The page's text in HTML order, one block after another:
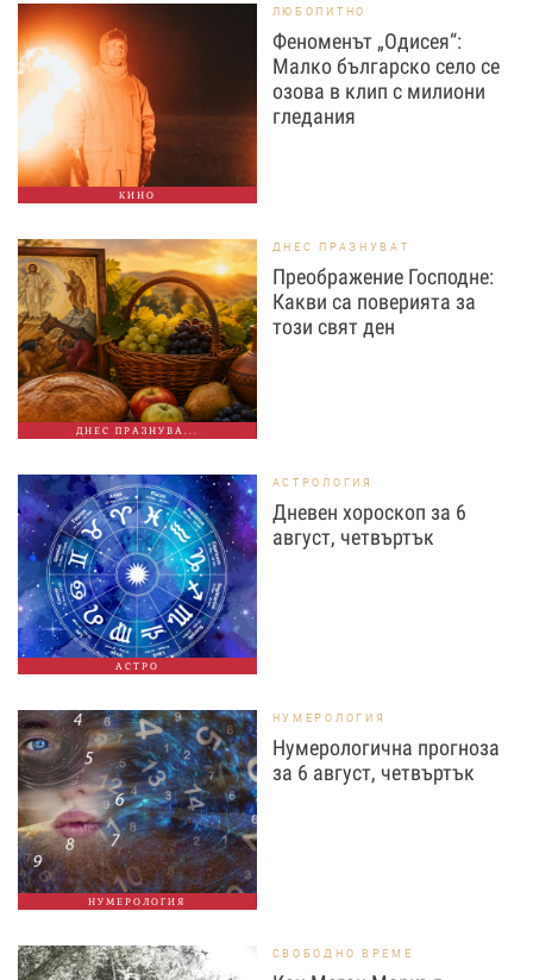
КИНО
ЛЮБОПИТНО
Феноменът „Одисея“:
Малко българско село се
озова в клип с милиони
гледания
ДНЕС ПРАЗНУВА...
ДНЕС ПРАЗНУВАТ
Преображение Господне:
Какви са поверията за
този свят ден
АСТРО
АСТРОЛОГИЯ
Дневен хороскоп за 6
август, четвъртък
НУМЕРОЛОГИЯ
НУМЕРОЛОГИЯ
Нумерологична прогноза
за 6 август, четвъртък
СВОБОДНО ВРЕМЕ